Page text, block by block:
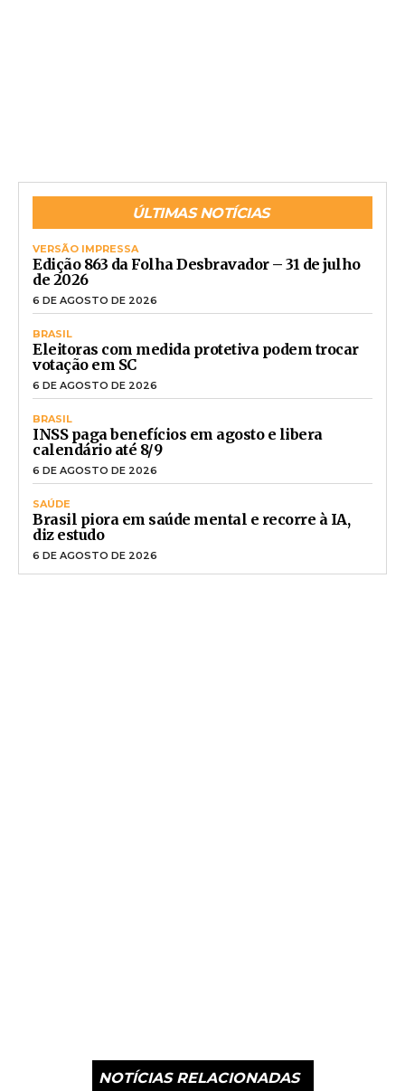
ÚLTIMAS NOTÍCIAS
VERSÃO IMPRESSA
Edição 863 da Folha Desbravador – 31 de julho
de 2026
6 DE AGOSTO DE 2026
BRASIL
Eleitoras com medida protetiva podem trocar
votação em SC
6 DE AGOSTO DE 2026
BRASIL
INSS paga benefícios em agosto e libera
calendário até 8/9
6 DE AGOSTO DE 2026
SAÚDE
Brasil piora em saúde mental e recorre à IA,
diz estudo
6 DE AGOSTO DE 2026
NOTÍCIAS RELACIONADAS